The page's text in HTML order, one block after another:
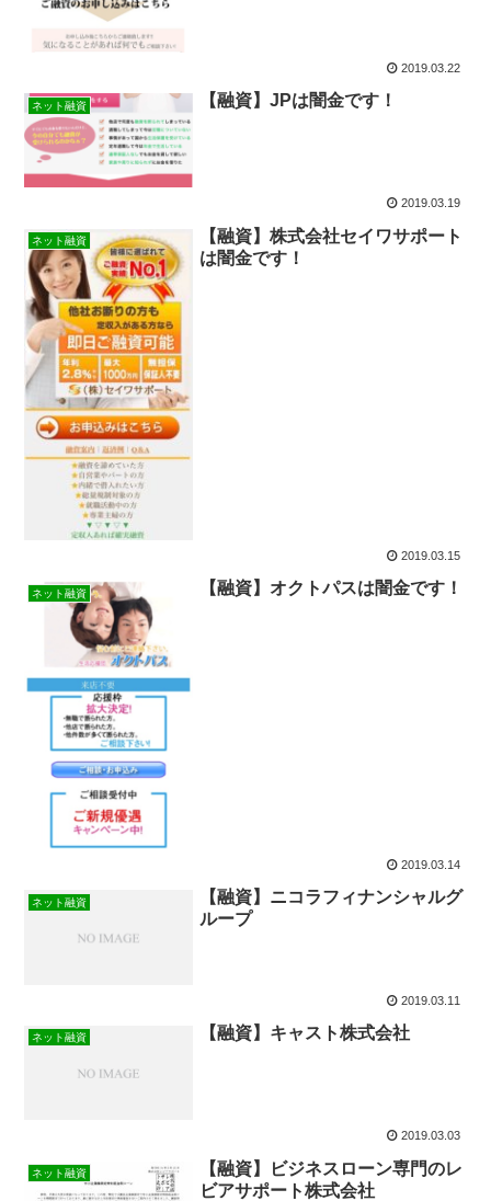
2019.03.22
ネット融資 【融資】JPは闇金です！
2019.03.19
ネット融資
【融資】株式会社セイワサポート
は闇金です！
2019.03.15
ネット融資 【融資】オクトパスは闇金です！
2019.03.14
ネット融資
【融資】ニコラフィナンシャルグ
ループ
2019.03.11
ネット融資 【融資】キャスト株式会社
2019.03.03
ネット融資
【融資】ビジネスローン専門のレ
ビアサポート株式会社